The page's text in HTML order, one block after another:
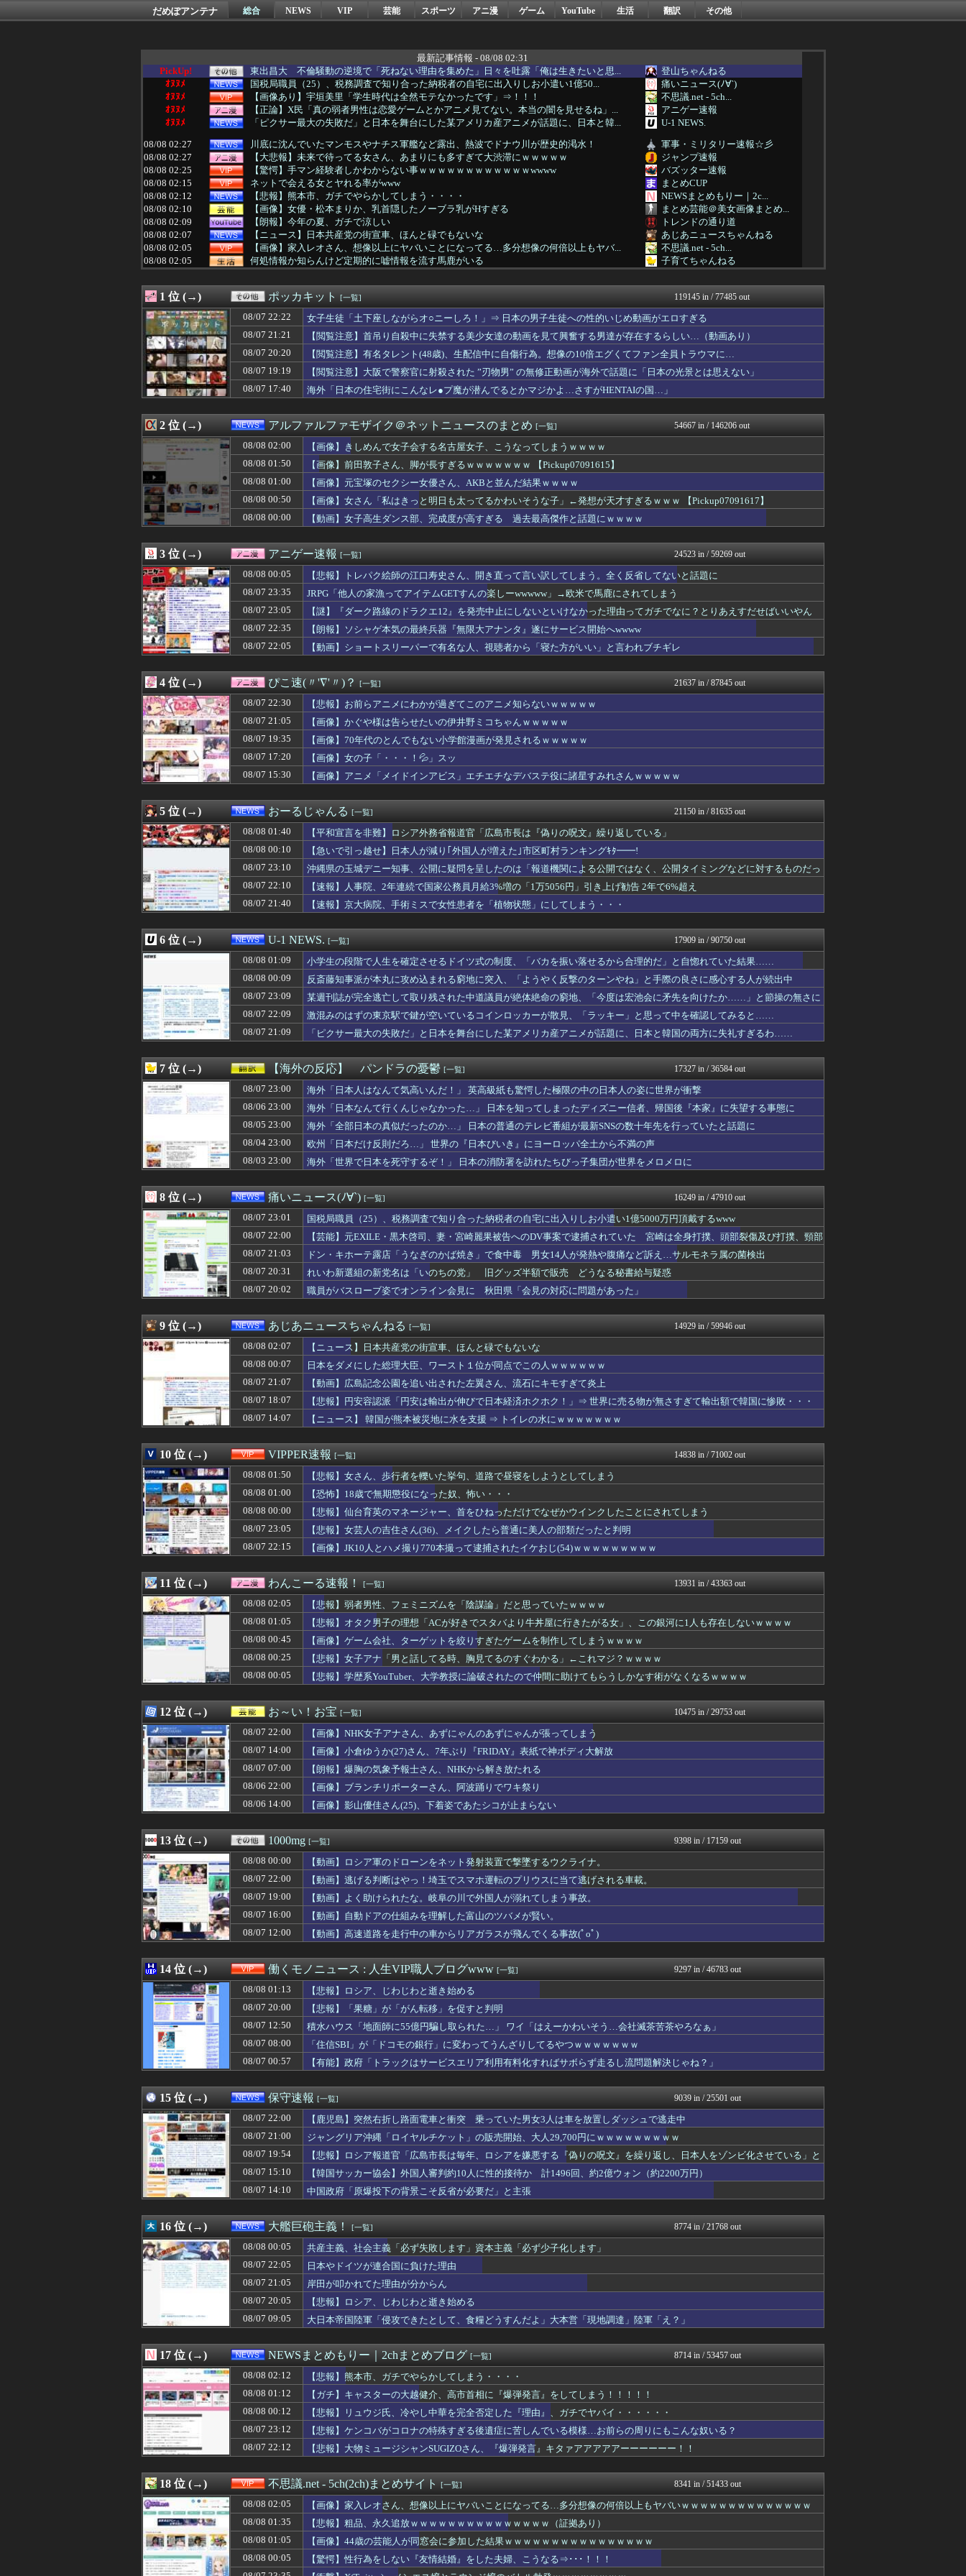
だめぽアンテナ 総合 NEWS VIP 芸能 スポーツ アニ漫 ゲーム YouTube 生活 翻訳 その他
最新記事情報 - 08/08 02:31
PickUp!
東出昌大 不倫騒動の逆境で「死ねない理由を集めた」日々を吐露「俺は生きたいと思...
登山ちゃんねる
ｵﾇﾇﾒ
国税局職員（25）、税務調査で知り合った納税者の自宅に出入りしお小遣い1億50...
痛いニュース(ﾉ∀`)
ｵﾇﾇﾒ
【画像あり】宇垣美里「学生時代は全然モテなかったです」⇒！！！
不思議.net - 5ch...
ｵﾇﾇﾒ
【正論】X民「真の弱者男性は恋愛ゲームとかアニメ見てない。本当の闇を見せるね」...
アニゲー速報
ｵﾇﾇﾒ
「ピクサー最大の失敗だ」と日本を舞台にした某アメリカ産アニメが話題に、日本と韓...
U-1 NEWS.
08/08 02:27
川底に沈んでいたマンモスやナチス軍艦など露出、熱波でドナウ川が歴史的渇水！
軍事・ミリタリー速報☆彡
08/08 02:27
【大悲報】未来で待ってる女さん、あまりにも多すぎて大渋滞にｗｗｗｗｗ
ジャンプ速報
08/08 02:25
【驚愕】手マン経験者しかわからない事ｗｗｗｗｗｗｗｗｗｗｗｗwwww
バズッター速報
08/08 02:15
ネットで会える女とヤれる率がwww
まとめCUP
08/08 02:12
【悲報】熊本市、ガチでやらかしてしまう・・・・
NEWSまとめもりー｜2c...
08/08 02:10
【画像】女優・松本まりか、乳首隠したノーブラ乳がHすぎる
まとめ芸能＠美女画像まとめ...
08/08 02:09
【朗報】今年の夏、ガチで涼しい
トレンドの通り道
08/08 02:07
【ニュース】日本共産党の街宣車、ほんと碌でもないな
あじあニュースちゃんねる
08/08 02:05
【画像】家入レオさん、想像以上にヤバいことになってる…多分想像の何倍以上もヤバ...
不思議.net - 5ch...
08/08 02:05
何処情報か知らんけど定期的に嘘情報を流す馬鹿がいる
子育てちゃんねる
08/08 02:05
【悲報】弱者男性、フェミニズムを「陰謀論」だと思っていたｗｗｗｗ
わんこーる速報！
08/08 02:05
【セ順位】虎=兎-====//====燕=星==竜=鯉 【8/7】
ツバメ速報＠ヤクルトスワロ...
08/08 02:05
きまぐれオレンジロードみたいな青春を送りたいなっっっっ
カンダタ速報
08/08 02:03
【衝撃】ワンピースの正体、ガチ『コレ』だと判明ｗｗｗｗ
アニはつ -アニメ発信場-
08/08 02:02
【悲報】イッヌさん、飼い主の『レズプレイ』を見てドン引き・・・
まにゅそく 2chまとめニ...
08/08 02:02
ガンダム・センチネルの小説を読んでラスボスに驚いた
GUNDAM.LOG｜ガン...
08/08 02:00
【ラブライブ！】菅叶和さん、公式インスタ開設【声優】
コンテンツ・声優 | ラブ...
08/08 02:00
ワンピースの「世界に5種しかない飛行能力」ついに謎が判明するｗｗｗｗ
キニ速
08/08 02:00
三山賀子アナと森山みなみアナ 巨乳 ＆ ノースリーブ！！【GIF動画あり】
アナきゃぷ速報
08/08 02:00
【聖人】ヒカキンさん、熊本地震被災地へ2000万円の寄付！
ゲーム実況者速報＠YouT...
08/08 02:00
筒井あやめの『脇肉』コレクション、大変なことになってるって...
乃木通 乃木坂46櫻坂46...
08/08 02:00
【悲報】思春期の娘に「キモッ」と言われたお父さん、グレる
08/08 01:59
【いのち】れいわ支持者「『れいわ信者』『れいわ知能』は差別的。放送禁止用語にす...
正義の見方
08/08 01:58
【九州名物】鶏刺し食べた医師、全身麻痺へ…「死んだほうが良かった」
08/08 01:55
千葉市 「インコを見せてあげる」女児を公園内に誘い込みわいせつか アダルトビデ...
08/08 01:50
【画像】前田敦子さん、脚が長すぎるｗｗｗｗｗｗｗ 【Pickup0709161...
アルファルファモザイク＠ネ...
08/08 01:50
【朗報】日本サッカー、20年安泰になってしまうWWWWWWWWWWWW
【サッカー まとめ】サカラ...
08/08 01:50
【悲報】女さん、歩行者を轢いた挙句、道路で昼寝をしようとしてしまう
08/08 01:44
【画像】ハンバーグDON作ったけど
ダイエット速報＠2ちゃんね...
08/08 01:41
【画像】だらしない体型の南米女ｗｗｗｗｗ
mashlife通信
08/08 01:40
賀喜遥香ちゃん、ミニカズーで最駆けを演奏ｗ【乃木坂46】
坂道情報通～乃木坂46まと...
08/08 01:40
【凄い】映画『ちいかわ』公開14日間で興収50億円突破！！
デジタルニューススレッド
08/08 01:40
【平和宣言を非難】ロシア外務省報道官「広島市長は『偽りの呪文』繰り返している」
おーるじゃんる
08/08 01:39
娘が生まれて嫁への愛情が薄れ、職場の女とフリンして離婚した。ところが、あるトラ...
鬼女はみた -修羅場・恋愛...
08/08 01:35
【悲報】粗品、永久追放ｗｗｗｗｗｗｗｗｗｗｗｗｗｗｗ（証拠あり）
不思議.net - 5ch...
08/08 01:34
【画像】この巨乳筋トレ女子ｗｗｗｗｗｗｗｗｗｗｗ
筋肉速報
08/08 01:33
【ｼｺ画像】22歳の女さんのむき出しお乳、エ○チ過ぎるｗｗｗｗｗｗｗｗｗｗｗ
えっ!?またここのサイト?
08/08 01:31
【ウマ娘】とりあえず育成完了させたウマ娘のスキルを取得するのが面倒…このまま終...
ウマ娘まとめ速報うまろぐ
08/08 01:30
アラフォーワイ、仕事をやめる決心をする
あらまめ2ch
08/08 01:30
◆日本代表◆板倉滉は「めっちゃモテる」 年収7億円・お洒落・包容力…超愛される...
08/08 01:30
DeNA・度会隆輝ののヒロイン、選挙候補者の街頭演説に聞こえる
ベイスターズNEWS
08/08 01:30
【サッカー】韓国サッカー協会、性接待疑惑 日本人審判も含まれると報道 「Jリー...
08/08 01:30
【悲報】大阪で白昼堂々誘拐事件発生 wwwwwwwwwwwwwwwwwwwww...
08/08 01:30
【画像】Fカップ女子21歳、下乳ポロリ祭りｗｗｗｗｗ
08/08 01:29
義弟嫁「駅で男の人と一緒でしたよねぇ？」私「従弟だけど？」→意味深な言い方をさ...
修羅場ハザード -復讐・D...
08/08 01:25
【悲報】彼氏いる女寝取りまくったらｗｗｗｗｗｗｗｗｗｗwwww
バズッター速報
08/08 01:20
日本代表DF冨安健洋の英プレミア・クリスタルパレス加入が正式決定 鎌田大地とチ...
ドメサカブログ
08/08 01:20
イメージDVD界にブレイク確定の超大型新人が爆誕するwwwww黒髪清純乙女・黒...
もきゅ速(*´ω`*)人(...
08/08 01:17
【ウマ娘】懐かしいと感じたらおっさん
ウマ娘うまぴょい速報
08/08 01:17
隣人「旅行に行ってきます！」私「この時期に？」→ノーマスクで出掛ける姿を見てモ...
素敵な鬼女様
『広島燃ゆ』と『ヤクルト燃ゆ』を比較←カープファンの反応「新井監督2年目と似て...
広島東洋カープまとめブログ...
08/08 01:15
放置子「お腹へった～」女性「お母さんはどうしたの？」 → 大胆すぎる尋問で.....
鬼女の宅配便 - 修羅場・...
08/08 01:15
クンニ中に匂ったらこうなるww
まとめCUP
08/08 01:13
【悲報】ロシア、じわじわと逝き始める
働くモノニュース : 人生...
08/08 01:12
【ガチ】キャスターの大越健介、高市首相に『爆弾発言』をしてしまう！！！！！
08/08 01:10
【画像】ジャンポケ斎藤「性行為の許諾は取ったことありません」
08/08 01:10
【画像】4年で巨乳に成長した女の子、両方JC時代の比較写真がこちらｗｗｗｗ
GOSSIP速報
08/08 01:09
小学生の段階で人生を確定させるドイツ式の制度、「バカを振い落せるから合理的だ」...
U-1 NEWS.
【朗報】兎田ぺこら：なんか水着イベント100位以内入ってるんだが？ぺこ！昨日爆...
トレンドの通り道
08/08 01:09
免許証更新者のゴールド免許率、６７％ｗｗｗｗ
コノユビニュース｜みんなの...
08/08 01:06
義母が初対面の私の父を学校もろくに出ていないんでしょ？」と見下した。しかし父が...
修羅場ライフ速報
08/08 01:05
【画像】FRIDAY砲された巨人軍のエースさん、隣の女子が絶対に美人だと話題に...
女子アナお宝画像速報－5c...
08/08 01:05
【悲報】オタク男子の理想「ACが好きでスタバより牛丼屋に行きたがる女」、この銀...
わんこーる速報！
08/08 01:05
【画像】44歳の芸能人が同窓会に参加した結果ｗｗｗｗｗｗｗｗｗｗｗｗｗｗｗｗ
不思議.net - 5ch...
08/08 01:03
【悲報】ワンピースさん、長すぎるせいで新規ファンがガチで誰もいないｗｗｗｗ
アニはつ -アニメ発信場-
08/08 01:03
【画像】日本のライオンさん、溶けるｗｗｗｗｗｗｗｗｗｗｗｗｗｗ
08/08 01:03
将来嫁親と住むための二世帯住宅を建てるという息子が援助を求めてきた。「同額が欲...
修羅の華-家庭・生活まとめ
08/08 01:03
売れないモデルなんですが、何か質問ありますか？
ダイエット速報＠2ちゃんね...
08/08 01:03
アメリカの終戦に立ちはだかる壁、イスラエルはトランプ和平案に「同意せず」！
軍事・ミリタリー速報☆彡
【画像】エッチなお姉さん「男の子って、こういうのが好きなんでしょ…？」
いたしん！
08/08 01:02
海外「バルサ王国に？」ロドリがまさかのバルサ移籍か？（海外の反応）
08/08 01:01
モンスターハンターというゲームの魅力ってどんな部分だと思う？
汎用型自作PCまとめ
08/08 01:01
【画像】ヘソ出しJKさん、股間の方まで見えてしまうｗｗｗｗｗｗｗｗｗ
ラビット速報
08/08 01:00
間男「旦那と別れて俺と結婚してよ」嫁「うーん…」間男(強行突破してやる！) ...
オーバージョイド！
08/08 01:00
【東京】「ミラーくらいは当たっても仕方ないと」運転手男（49）を再逮捕 ベント...
08/08 01:00
【恐怖】18歳で無期懲役になった奴、怖い・・・
VIPPER速報
08/08 01:00
小久保裕紀の次の福岡ソフトバンクホークスの監督ｗｗｗ
日刊やきう速報
08/08 01:00
ビール飲みながら焼きそば食べて 「たーまやー！」と叫んでる北欧系っぽい10名程...
ほんわかMkⅡ
08/08 01:00
「Linuxで十分じゃね…？」世界が気付き始める Linuxの市場シェアが初め...
あらまめ2ch
08/08 01:00
『ガンタンク』とかいう謎のモビルスーツ
ゆるゲーマー遅報
08/08 01:00
【遊戯王OCG情報】UTILITY SELECTION収録『聖王女ローズパメラ...
スターライト速報 -遊戯王...
08/08 01:00
【画像】思わず保存したくなる「笑える画像・最高な画像」貼っていけｗｗｗｗｗ
哲学ニュースnwk
08/08 01:00
西野七瀬ちゃんのクサそうな脇、大変なことになってるって...
乃木通 乃木坂46櫻坂46...
08/08 01:00
【画像】元宝塚のセクシー女優さん、AKBと並んだ結果ｗｗｗｗ
アルファルファモザイク＠ネ...
08/08 01:00
子供ができなかった姉に、双子の片方を姉夫婦に養子に出した。すると、養子に出した...
韓国人「今こそ買う時！」コスピ7400ポイント以下は押し目買いの好機と話題に
【ラブライブ！】みらぱラジオ、ガチホモ
コンテンツ・声優 | ラブ...
08/08 01:00
超人気VチューバーのTシャツ、ギリ普段使用できる感じだな
08/08 00:59
瀬戸口心月ちゃんと森平麗心ちゃんのキスしそうな距離感！！！【乃木坂46】
坂道情報通～乃木坂46まと...
08/08 00:58
【NBA】2007年の優勝チームを決定づけたプレーがこれ
バスケまとめ・COM
08/08 00:57
DVDを借りてきたら店員のミスでロックがかかったままだった。夫が店にネチネチ嫌...
基地沢直樹-復讐・修羅場・...
08/08 00:55
お盆の帰省は、妻が「新幹線のほうが楽」と譲りません。東京から大阪まで家族4人だ...
国難にあってもの申す！！
08/08 00:50
【画像】NHK 飯尾夏帆アナが爆乳を熊本で見せつけてしまう ※gifあり
アナ速‐女子アナ画像速報
08/08 00:50
【画像】女さん「私はきっと明日も太ってるかわいそうな子」←発想が天才すぎるｗｗ...
08/08 00:50
【動画】K-POPアイドルさん、生配信中にメンバー達にチクビを弄られてしまう
08/08 00:50
【画像】これはデカすぎ！Gバスト美女の正体がぼる塾説ｗｗｗｗ
GOSSIP速報
08/08 00:48
【海外の反応】アルゼンチン協会、FIFA会長に断固たる支持を表明「隠す気もない...
マニア・オブ・フットボール...
08/08 00:48
【速報】韓国サッカー協会、性接待疑惑 日本人審判も含まれると報道 「Jリーグの...
08/08 00:45
韓国人「熊本地震で見る日本の土木技術の完全勝利をご覧ください」→「これはすごい...
海外の反応 お隣速報
08/08 00:45
【画像】ゲーム会社、ターゲットを絞りすぎたゲームを制作してしまうｗｗｗｗ
わんこーる速報！
08/08 00:40
【画像】風俗でこうゆう嬢を指名した時の当たり率ｗｗｗｗｗｗｗｗｗｗｗ
なんJミュージアム
08/08 00:39
最近彼氏にムカついた事
婚外ちゃんねる
08/08 00:39
姉が某国人と結婚したんだけど「日本で生まれた女のくせに外国人と結婚しやがった」...
08/08 00:35
【甲子園】青森山田が暑さ対策でユニ一新 ボタン廃止でTシャツ素材ｗｗｗ
スコールちゃんねる｜２ちゃ...
08/08 00:35
8月7日 ロッテ２－６オリックス 先発廣池が6回5失点、初回先制許し安田の一発...
まとめロッテ！
08/08 00:34
スーパーの裏でヤニ吸うふたりとかいうアニメ、面白い
【まどマギ】ここ今もベストバウトだと思っている
【動画】喧嘩上級者、あまりにも落ち着きすぎているwwwwwwww
筋肉速報
08/08 00:33
【ｼｺ画像】ドデカお○ぱい女さん「着痩せします。服の中はこんな感じです。。。。...
えっ!?またここのサイト?
08/08 00:32
【悲惨】ワイデブ、ただ太ってるだけで嫌われる……
ダイエット速報＠2ちゃんね...
08/08 00:32
美人アナウンサーの中田有紀さん老けすぎませんか？
いたしん！
08/08 00:31
【動画】移民受け入れ派のパヨおば、自分の家に来られたら全力で拒否るｗｗｗｗｗｗ...
08/08 00:31
韓国人「実は意外に日本が市場を独占している産業がこちら・・・」
08/08 00:31
【小ネタ・画像】イギリスの武ルメファンの痛バッグｗｗｗ 他ウマ娘・競馬小ネタま...
ウマ娘うまぴょい速報
08/08 00:30
今の時期 河口で釣れる美味い魚教えて
釣りまとめ速報
08/08 00:30
【FEH】リークによるとうおおお万紫は重厚なストーリー！これは期待できるな！(...
08/08 00:30
韓国サッカー協会、外国人審判員に性的接待ｗｗｗｗ
08/08 00:30
◆悲報◆森保監督にじゃけんにされたミムラさん、上田綺世嫁の子育て炎上案件にいっ...
WorldFootball...
08/08 00:30
過給なしで420ps。しかもL型エンジン…このS31Zいくらかかってるんだ… ...
あらまめ2ch
08/08 00:30
『ウィッチャー3』って今やっても面白い？
げぇ速
08/08 00:30
【サッカー】J1岡山、ホーム開幕戦チケット完売を発表 24年から31試合連続で...
08/08 00:30
【モンハンサンブレイク】ライズで上位★７まできたけどここから一気にゲーム難易度...
08/08 00:30
【悲報】長瀬智也さん、現在の流行りと真逆でも格好良すぎると話題にｗｗｗ
GOSSIP速報
08/08 00:29
ドラクエのゼシカとかいう人気キャラｗｗｗｗ
漫画まとめ速報
08/08 00:26
【日向坂46】坂井新奈、単独で外番組初出演ｷﾀ━(ﾟ∀ﾟ)━!!!!
08/08 00:25
【悲報】女に手を出したら人生詰んだｗｗｗｗｗｗｗｗｗｗwwww
08/08 00:25
先生の彼女になる！
ニュー速VIPブログ(`･...
08/08 00:25
【悲報】女子アナ「男と話してる時、胸見てるのすぐわかる」←これマジ？ｗｗｗｗ
わんこーる速報！
08/08 00:25
【勝ち】DeNAファン集合
ベイスターズ速報＠なんJ
08/08 00:25
「ガンダムW」に一人クソダサい機体がいるよな
ゲーム魔人
08/08 00:22
何回見ても面白い映画
08/08 00:20
【動画】JKさん、友達にスカートをめくられてパ◯ツ丸見えになってしまうｗｗｗw...
08/08 00:19
【画像】ほぼ全裸なドスケベコスプレイヤーの身体がエロすぎるｗｗｗ
じわ速 芸能ニュースまとめ
08/08 00:19
与田ちゃん、プールで泳いでる姿を公開！！！【元乃木坂46】
坂道情報通～乃木坂46まと...
08/08 00:18
美味しい洋食屋教えて
08/08 00:18
朝から嫁がやらかした。嫁「朝ごはんです」俺「テーブルにありませんね」嫁「これは...
基地沢直樹-復讐・修羅場・...
08/08 00:18
【衝撃】大学生の頃に出会った小学生と大人になってから再会し結婚した男、めちゃく...
NEWSぽけまとめーる
08/08 00:15
【画像】台湾女子「パイスラッシュ///」 まとめCUP
1 位 (→) ポッカキット [一覧] 119145 in / 77485 out
08/07 22:22
女子生徒「土下座しながらオ○ニーしろ！」⇒ 日本の男子生徒への性的いじめ動画がエロすぎる
08/07 21:21
【閲覧注意】首吊り自殺中に失禁する美少女達の動画を見て興奮する男達が存在するらしい…（動画あり）
08/07 20:20
【閲覧注意】有名タレント(48歳)、生配信中に自傷行為。想像の10倍エグくてファン全員トラウマに…
08/07 19:19
【閲覧注意】大阪で警察官に射殺された ”刃物男” の無修正動画が海外で話題に「日本の光景とは思えない」
08/07 17:40
海外「日本の住宅街にこんなレ●プ魔が潜んでるとかマジかよ…さすがHENTAIの国…」
2 位 (→) アルファルファモザイク＠ネットニュースのまとめ [一覧] 54667 in / 146206 out
08/08 02:00
【画像】きしめんで女子会する名古屋女子、こうなってしまうｗｗｗｗ
08/08 01:50
【画像】前田敦子さん、脚が長すぎるｗｗｗｗｗｗｗ 【Pickup07091615】
08/08 01:00
【画像】元宝塚のセクシー女優さん、AKBと並んだ結果ｗｗｗｗ
08/08 00:50
【画像】女さん「私はきっと明日も太ってるかわいそうな子」←発想が天才すぎるｗｗｗ 【Pickup07091617】
08/08 00:00
【動画】女子高生ダンス部、完成度が高すぎる 過去最高傑作と話題にｗｗｗｗ
3 位 (→) アニゲー速報 [一覧] 24523 in / 59269 out
08/08 00:05
【悲報】トレパク絵師の江口寿史さん、開き直って言い訳してしまう。全く反省してないと話題に
08/07 23:35
JRPG「他人の家漁ってアイテムGETすんの楽しーwwwww」→欧米で馬鹿にされてしまう
08/07 23:05
【謎】『ダーク路線のドラクエ12』を発売中止にしないといけなかった理由ってガチでなに？とりあえすだせばいいやん
08/07 22:35
【朗報】ソシャゲ本気の最終兵器『無限大アナンタ』遂にサービス開始へwwww
08/07 22:05
【動画】ショートスリーパーで有名な人、視聴者から「寝た方がいい」と言われブチギレ
4 位 (→) ぴこ速(〃'∇'〃)？ [一覧] 21637 in / 87845 out
08/07 22:30
【悲報】お前らアニメにわかが過ぎてこのアニメ知らないｗｗｗｗｗ
08/07 21:05
【画像】かぐや様は告らせたいの伊井野ミコちゃんｗｗｗｗｗ
08/07 19:35
【画像】70年代のとんでもない小学館漫画が発見されるｗｗｗｗｗ
08/07 17:20
【画像】女の子「・・・！💦」スッ
08/07 15:30
【画像】アニメ「メイドインアビス」エチエチなデバステ役に諸星すみれさんｗｗｗｗｗ
5 位 (→) おーるじゃんる [一覧] 21150 in / 81635 out
08/08 01:40
【平和宣言を非難】ロシア外務省報道官「広島市長は『偽りの呪文』繰り返している」
08/08 00:10
【急いで引っ越せ】日本人が減り｢外国人が増えた｣市区町村ランキングｷﾀ━━!
08/07 23:10
沖縄県の玉城デニー知事、公開に疑問を呈したのは「報道機関による公開ではなく、公開タイミングなどに対するものだっ
た」とよくわからない説明
08/07 22:10
【速報】人事院、2年連続で国家公務員月給3%増の「1万5056円」引き上げ勧告 2年で6%超え
08/07 21:40
【速報】京大病院、手術ミスで女性患者を「植物状態」にしてしまう・・・
6 位 (→) U-1 NEWS. [一覧] 17909 in / 90750 out
08/08 01:09
小学生の段階で人生を確定させるドイツ式の制度、「バカを振い落せるから合理的だ」と自惚れていた結果……
08/08 00:09
反斎藤知事派が本丸に攻め込まれる窮地に突入、「ようやく反撃のターンやね」と手際の良さに感心する人が続出中
08/07 23:09
某週刊誌が完全逃亡して取り残された中道議員が絶体絶命の窮地、「今度は宏池会に矛先を向けたか……」と節操の無さに
呆れる人が続出
08/07 22:09
激混みのはずの東京駅で鍵が空いているコインロッカーが散見、「ラッキー」と思って中を確認してみると……
08/07 21:09
「ピクサー最大の失敗だ」と日本を舞台にした某アメリカ産アニメが話題に、日本と韓国の両方に失礼すぎるわ……
7 位 (→) 【海外の反応】 パンドラの憂鬱 [一覧] 17327 in / 36584 out
08/07 23:00
海外「日本人はなんて気高いんだ！」 英高級紙も驚愕した極限の中の日本人の姿に世界が衝撃
08/06 23:00
海外「日本なんて行くんじゃなかった…」 日本を知ってしまったディズニー信者、帰国後『本家』に失望する事態に
08/05 23:00
海外「全部日本の真似だったのか…」 日本の普通のテレビ番組が最新SNSの数十年先を行っていたと話題に
08/04 23:00
欧州「日本だけ反則だろ…」 世界の『日本びいき』にヨーロッパ全土から不満の声
08/03 23:00
海外「世界で日本を死守するぞ！」 日本の消防署を訪れたちびっ子集団が世界をメロメロに
8 位 (→) 痛いニュース(ﾉ∀`) [一覧] 16249 in / 47910 out
08/07 23:01
国税局職員（25）、税務調査で知り合った納税者の自宅に出入りしお小遣い1億5000万円頂戴するwww
08/07 22:00
【芸能】元EXILE・黒木啓司、妻・宮崎麗果被告へのDV事案で逮捕されていた 宮崎は全身打撲、頭部裂傷及び打撲、頸部
損傷の怪我
08/07 21:03
ドン・キホーテ露店「うなぎのかば焼き」で食中毒 男女14人が発熱や腹痛など訴え…サルモネラ属の菌検出
08/07 20:31
れいわ新選組の新党名は「いのちの党」 旧グッズ半額で販売 どうなる秘書給与疑惑
08/07 20:02
職員がバスローブ姿でオンライン会見に 秋田県「会見の対応に問題があった」
9 位 (→) あじあニュースちゃんねる [一覧] 14929 in / 59946 out
08/08 02:07
【ニュース】日本共産党の街宣車、ほんと碌でもないな
08/08 00:07
日本をダメにした総理大臣、ワースト１位が同点でこの人ｗｗｗｗｗｗ
08/07 21:07
【動画】広島記念公園を追い出された左翼さん、流石にキモすぎて炎上
08/07 18:07
【悲報】円安容認派「円安は輸出が伸びで日本経済ホクホク！」⇒ 世界に売る物が無さすぎて輸出額で韓国に惨敗・・・
08/07 14:07
【ニュース】 韓国が熊本被災地に水を支援 ⇒ トイレの水にｗｗｗｗｗｗｗ
10 位 (→) VIPPER速報 [一覧] 14838 in / 71002 out
08/08 01:50
【悲報】女さん、歩行者を轢いた挙句、道路で昼寝をしようとしてしまう
08/08 01:00
【恐怖】18歳で無期懲役になった奴、怖い・・・
08/08 00:00
【悲報】仙台育英のマネージャー、首をひねっただけでなぜかウインクしたことにされてしまう
08/07 23:05
【悲報】女芸人の吉住さん(36)、メイクしたら普通に美人の部類だったと判明
08/07 22:15
【画像】JK10人とハメ撮り770本撮って逮捕されたイケおじ(54)ｗｗｗｗｗｗｗｗｗ
11 位 (→) わんこーる速報！ [一覧] 13931 in / 43363 out
08/08 02:05
【悲報】弱者男性、フェミニズムを「陰謀論」だと思っていたｗｗｗｗ
08/08 01:05
【悲報】オタク男子の理想「ACが好きでスタバより牛丼屋に行きたがる女」、この銀河に1人も存在しないｗｗｗｗ
08/08 00:45
【画像】ゲーム会社、ターゲットを絞りすぎたゲームを制作してしまうｗｗｗｗ
08/08 00:25
【悲報】女子アナ「男と話してる時、胸見てるのすぐわかる」←これマジ？ｗｗｗｗ
08/08 00:05
【悲報】学歴系YouTuber、大学教授に論破されたので仲間に助けてもらうしかなす術がなくなるｗｗｗｗ
12 位 (→) お～い！お宝 [一覧] 10475 in / 29753 out
08/07 22:00
【画像】NHK女子アナさん、あずにゃんのあずにゃんが張ってしまう
08/07 14:00
【画像】小倉ゆうか(27)さん、7年ぶり『FRIDAY』表紙で神ボディ大解放
08/07 07:00
【朗報】爆胸の気象予報士さん、NHKから解き放たれる
08/06 22:00
【画像】ブランチリポーターさん、阿波踊りでワキ祭り
08/06 14:00
【画像】影山優佳さん(25)、下着姿であたシコが止まらない
13 位 (→) 1000mg [一覧] 9398 in / 17159 out
08/08 00:00
【動画】ロシア軍のドローンをネット発射装置で撃墜するウクライナ。
08/07 22:00
【動画】逃げる判断はやっ！埼玉でスマホ運転のプリウスに当て逃げされる車載。
08/07 19:00
【動画】よく助けられたな。岐阜の川で外国人が溺れてしまう事故。
08/07 16:00
【動画】自動ドアの仕組みを理解した富山のツバメが賢い。
08/07 12:00
【動画】高速道路を走行中の車からリアガラスが飛んでくる事故(ﾟoﾟ)
14 位 (→) 働くモノニュース : 人生VIP職人ブログwww [一覧] 9297 in / 46783 out
08/08 01:13
【悲報】ロシア、じわじわと逝き始める
08/07 20:00
【悲報】「果糖」が「がん転移」を促すと判明
08/07 12:50
積水ハウス「地面師に55億円騙し取られた…」 ワイ「はえーかわいそう…会社滅茶苦茶やろなぁ」
08/07 08:00
「住信SBI」が「ドコモの銀行」に変わってうんざりしてるやつｗｗｗｗｗｗｗ
08/07 00:57
【有能】政府「トラックはサービスエリア利用有料化すればサボらず走るし流問題解決じゃね？」
15 位 (→) 保守速報 [一覧] 9039 in / 25501 out
08/07 22:00
【鹿児島】突然右折し路面電車と衝突 乗っていた男女3人は車を放置しダッシュで逃走中
08/07 21:00
ジャングリア沖縄「ロイヤルチケット」の販売開始、大人29,700円にｗｗｗｗｗｗｗｗｗ
08/07 19:54
【悲報】ロシア報道官「広島市長は毎年、ロシアを嫌悪する『偽りの呪文』を繰り返し、日本人をゾンビ化させている」と
主張
08/07 15:10
【韓国サッカー協会】外国人審判約10人に性的接待か 計1496回、約2億ウォン（約2200万円）
08/07 14:10
中国政府「原爆投下の背景こそ反省が必要だ」と主張
16 位 (→) 大艦巨砲主義！ [一覧] 8774 in / 21768 out
08/08 00:05
共産主義、社会主義「必ず失敗します」資本主義「必ず少子化します」
08/07 22:05
日本やドイツが連合国に負けた理由
08/07 21:05
岸田が叩かれてた理由が分からん
08/07 20:05
【悲報】ロシア、じわじわと逝き始める
08/07 09:05
大日本帝国陸軍「侵攻できたとして、食糧どうすんだよ」大本営「現地調達」陸軍「え？」
17 位 (→) NEWSまとめもりー｜2chまとめブログ [一覧] 8714 in / 53457 out
08/08 02:12
【悲報】熊本市、ガチでやらかしてしまう・・・・
08/08 01:12
【ガチ】キャスターの大越健介、高市首相に『爆弾発言』をしてしまう！！！！！
08/08 00:12
【悲報】リュウジ氏、冷やし中華を完全否定した『理由』、ガチでヤバイ・・・・・・
08/07 23:12
【悲報】ケンコバがコロナの特殊すぎる後遺症に苦しんでいる模様…お前らの周りにもこんな奴いる？
08/07 22:12
【悲報】大物ミュージシャンSUGIZOさん、『爆弾発言』キタァアアアアアーーーーーー！！
18 位 (→) 不思議.net - 5ch(2ch)まとめサイト [一覧] 8341 in / 51433 out
08/08 02:05
【画像】家入レオさん、想像以上にヤバいことになってる…多分想像の何倍以上もヤバいｗｗｗｗｗｗｗｗｗｗｗｗｗｗ
08/08 01:35
【悲報】粗品、永久追放ｗｗｗｗｗｗｗｗｗｗｗｗｗｗｗ（証拠あり）
08/08 01:05
【画像】44歳の芸能人が同窓会に参加した結果ｗｗｗｗｗｗｗｗｗｗｗｗｗｗｗｗ
08/08 00:05
【驚愕】性行為をしない『友情結婚』をした夫婦、こうなる⇒･･･！！！